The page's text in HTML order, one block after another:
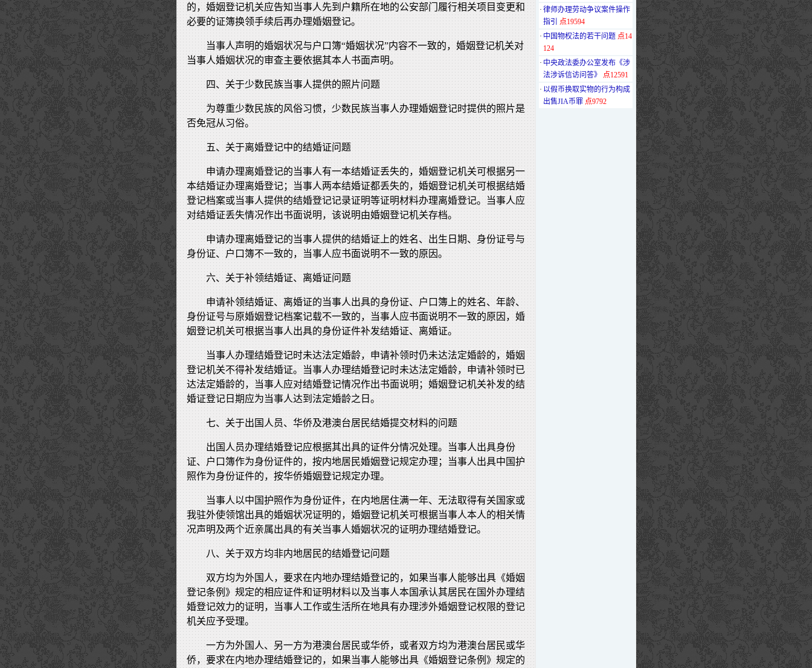
的，婚姻登记机关应告知当事人先到户籍所在地的公安部门履行相关项目变更和
必要的证簿换领手续后再办理婚姻登记。
当事人声明的婚姻状况与户口簿“婚姻状况”内容不一致的，婚姻登记机关对
当事人婚姻状况的审查主要依据其本人书面声明。
四、关于少数民族当事人提供的照片问题
为尊重少数民族的风俗习惯，少数民族当事人办理婚姻登记时提供的照片是
否免冠从习俗。
五、关于离婚登记中的结婚证问题
申请办理离婚登记的当事人有一本结婚证丢失的，婚姻登记机关可根据另一
本结婚证办理离婚登记；当事人两本结婚证都丢失的，婚姻登记机关可根据结婚
登记档案或当事人提供的结婚登记记录证明等证明材料办理离婚登记。当事人应
对结婚证丢失情况作出书面说明，该说明由婚姻登记机关存档。
申请办理离婚登记的当事人提供的结婚证上的姓名、出生日期、身份证号与
身份证、户口簿不一致的，当事人应书面说明不一致的原因。
六、关于补领结婚证、离婚证问题
申请补领结婚证、离婚证的当事人出具的身份证、户口簿上的姓名、年龄、
身份证号与原婚姻登记档案记载不一致的，当事人应书面说明不一致的原因，婚
姻登记机关可根据当事人出具的身份证件补发结婚证、离婚证。
当事人办理结婚登记时未达法定婚龄，申请补领时仍未达法定婚龄的，婚姻
登记机关不得补发结婚证。当事人办理结婚登记时未达法定婚龄，申请补领时已
达法定婚龄的，当事人应对结婚登记情况作出书面说明；婚姻登记机关补发的结
婚证登记日期应为当事人达到法定婚龄之日。
七、关于出国人员、华侨及港澳台居民结婚提交材料的问题
出国人员办理结婚登记应根据其出具的证件分情况处理。当事人出具身份
证、户口簿作为身份证件的，按内地居民婚姻登记规定办理；当事人出具中国护
照作为身份证件的，按华侨婚姻登记规定办理。
当事人以中国护照作为身份证件，在内地居住满一年、无法取得有关国家或
我驻外使领馆出具的婚姻状况证明的，婚姻登记机关可根据当事人本人的相关情
况声明及两个近亲属出具的有关当事人婚姻状况的证明办理结婚登记。
八、关于双方均非内地居民的结婚登记问题
双方均为外国人，要求在内地办理结婚登记的，如果当事人能够出具《婚姻
登记条例》规定的相应证件和证明材料以及当事人本国承认其居民在国外办理结
婚登记效力的证明，当事人工作或生活所在地具有办理涉外婚姻登记权限的登记
机关应予受理。
一方为外国人、另一方为港澳台居民或华侨，或者双方均为港澳台居民或华
侨，要求在内地办理结婚登记的，如果当事人能够出具《婚姻登记条例》规定的
· 律师办理劳动争议案件操作
指引
点19594
· 中国物权法的若干问题 点14
124
· 中央政法委办公室发布《涉
法涉诉信访问答》
点12591
· 以假币换取实物的行为构成
出售JIA币罪 点9792